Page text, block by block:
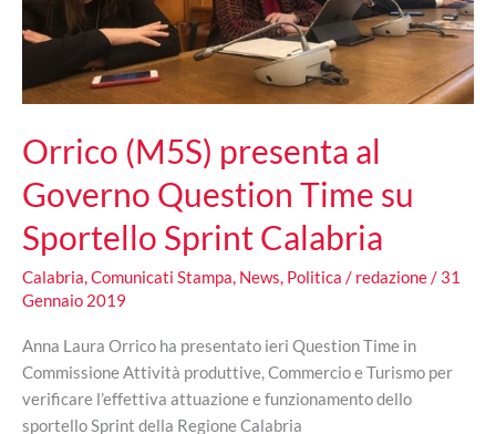
Orrico (M5S) presenta al
Governo Question Time su
Sportello Sprint Calabria
Calabria Comunicati Stampa News Politica / redazione / 31
Gennaio 2019
Anna Laura Orrico ha presentato ieri Question Time in
Commissione Attività produttive, Commercio e Turismo per
verificare l’effettiva attuazione e funzionamento dello
sportello Sprint della Regione Calabria